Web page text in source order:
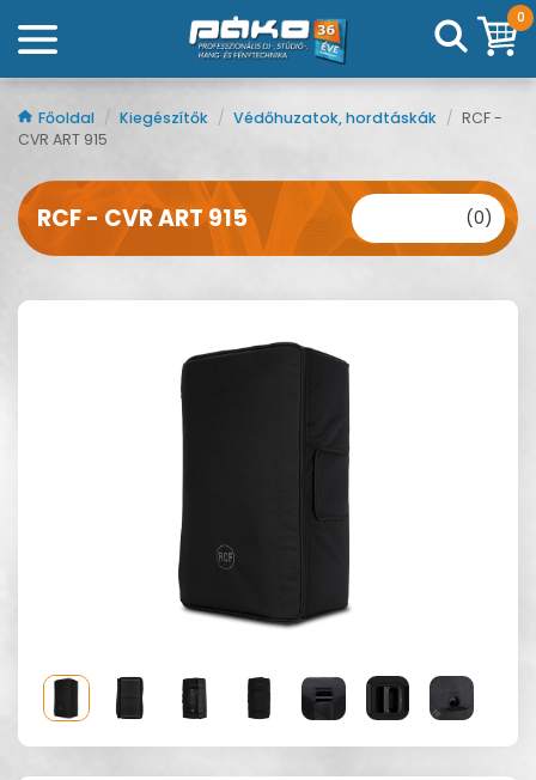
0
Főoldal / Kiegészítők / Védőhuzatok, hordtáskák / RCF -
CVR ART 915
RCF - CVR ART 915 (0)